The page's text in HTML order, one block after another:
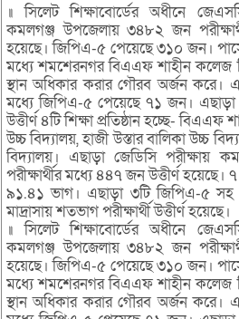
॥ সিলেট শিক্ষাবোর্ডের অধীনে
কমলগঞ্জ উপজেলায় ৩৪৮২ জন
হয়েছে। জিপিএ-৫ পেয়েছে ৩১০ জন।
মধ্যে শমশেরনগর বিএএফ শাহীন কলেজ
স্থান অধিকার করার গৌরব অর্জন করে।
মধ্যে জিপিএ-৫ পেয়েছে ৭১ জন।
উত্তীর্ণ ৪টি শিক্ষা প্রতিষ্ঠান হচ্ছে-
উচ্চ বিদ্যালয়, হাজী উস্তার বালিকা উচ্চ
বিদ্যালয়। এছাড়া জেডিসি
পরীক্ষার্থীর মধ্যে ৪৪৭ জন উত্তীর্ণ
৯১.৪১ ভাগ। এছাড়া ৩টি জিপিএ-৫ সহ
মাদ্রাসায় শতভাগ পরীক্ষার্থী উত্তীর্ণ হয়েছে।
॥ সিলেট শিক্ষাবোর্ডের অধীনে
কমলগঞ্জ উপজেলায় ৩৪৮২ জন
হয়েছে। জিপিএ-৫ পেয়েছে ৩১০ জন।
মধ্যে শমশেরনগর বিএএফ শাহীন কলেজ
স্থান অধিকার করার গৌরব অর্জন করে।